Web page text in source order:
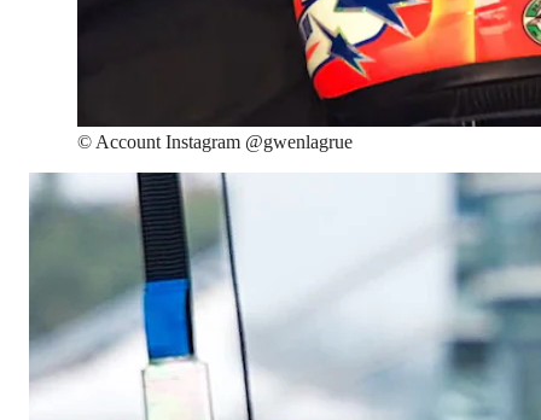
© Account Instagram @gwenlagrue